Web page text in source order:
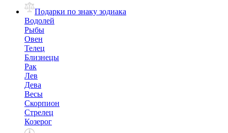
Подарки по знаку зодиака
Водолей
Рыбы
Овен
Телец
Близнецы
Рак
Лев
Дева
Весы
Скорпион
Стрелец
Козерог